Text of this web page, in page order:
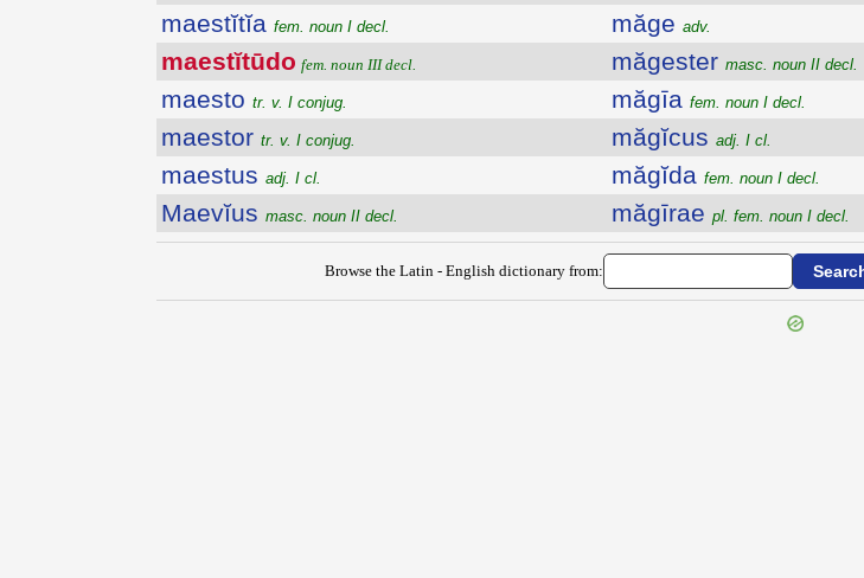
maestĭtĭa fem. noun I decl.
maestĭtūdo fem. noun III decl.
maesto tr. v. I conjug.
maestor tr. v. I conjug.
maestus adj. I cl.
Maevĭus masc. noun II decl.
măge adv.
măgester masc. noun II decl.
măgīa fem. noun I decl.
măgĭcus adj. I cl.
măgĭda fem. noun I decl.
măgīrae pl. fem. noun I decl.
Browse the Latin - English dictionary from: